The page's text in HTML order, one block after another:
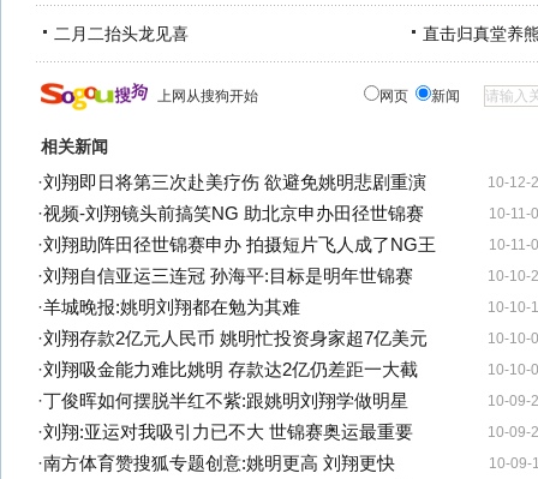
二月二抬头龙见喜 直击归真堂养
上网从搜狗开始 网页 新闻
相关新闻
10-12-
·刘翔即日将第三次赴美疗伤 欲避免姚明悲剧重演
10-11-
·视频-刘翔镜头前搞笑NG 助北京申办田径世锦赛
10-11-
·刘翔助阵田径世锦赛申办 拍摄短片飞人成了NG王
10-10-
·刘翔自信亚运三连冠 孙海平:目标是明年世锦赛
10-10-
·羊城晚报:姚明刘翔都在勉为其难
10-10-
·刘翔存款2亿元人民币 姚明忙投资身家超7亿美元
10-10-
·刘翔吸金能力难比姚明 存款达2亿仍差距一大截
10-09-
·丁俊晖如何摆脱半红不紫:跟姚明刘翔学做明星
10-09-
·刘翔:亚运对我吸引力已不大 世锦赛奥运最重要
10-09-
·南方体育赞搜狐专题创意:姚明更高 刘翔更快